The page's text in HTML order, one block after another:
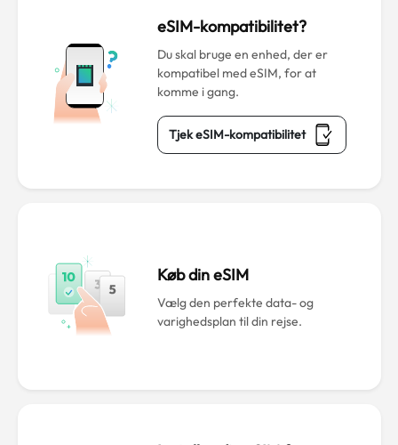
eSIM-kompatibilitet?
Du skal bruge en enhed, der er
kompatibel med eSIM, for at
komme i gang.
Tjek eSIM-kompatibilitet
Køb din eSIM
Vælg den perfekte data- og
varighedsplan til din rejse.